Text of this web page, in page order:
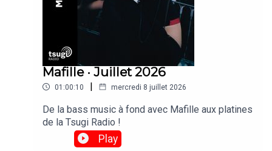
Mafille · Juillet 2026
01:00:10 | mercredi 8 juillet 2026
De la bass music à fond avec Mafille aux platines
de la Tsugi Radio !
Play